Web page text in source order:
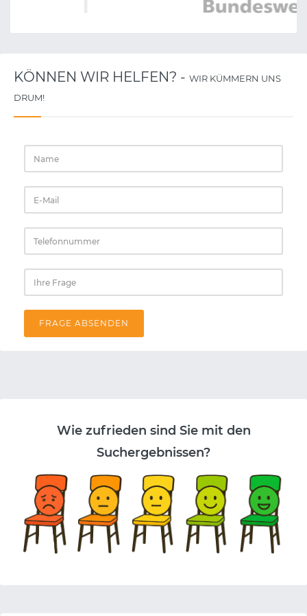
KÖNNEN WIR HELFEN? - WIR KÜMMERN UNS
DRUM!
FRAGE ABSENDEN
Wie zufrieden sind Sie mit den
Suchergebnissen?